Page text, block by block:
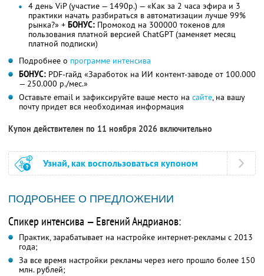
4 день ViP (участие — 1490р.) — «Как за 2 часа эфира и 3
практики начать разбираться в автоматизации лучше 99%
рынка?» + БОНУС: Промокод на 300000 токенов для
пользования платной версией ChatGPT (заменяет месяц
платной подписки)
Подробнее о программе интенсива
БОНУС: PDF-гайд «Заработок на ИИ контент-заводе от 100.000
— 250.000 р./мес.»
Оставьте email и зафиксируйте ваше место на сайте, на вашу
почту придет вся необходимая информация
Купон действителен по 11 ноября 2026 включительно
Узнай, как воспользоваться купоном
ПОДРОБНЕЕ О ПРЕДЛОЖЕНИИ
Спикер интенсива — Евгений Андрианов:
Практик, зарабатывает на настройке интернет-рекламы с 2013
года;
За все время настройки рекламы через него прошло более 150
млн. рублей;